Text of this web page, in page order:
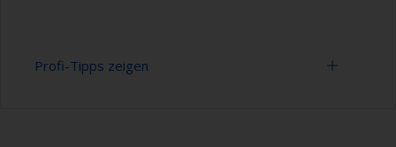
Profi-Tipps zeigen